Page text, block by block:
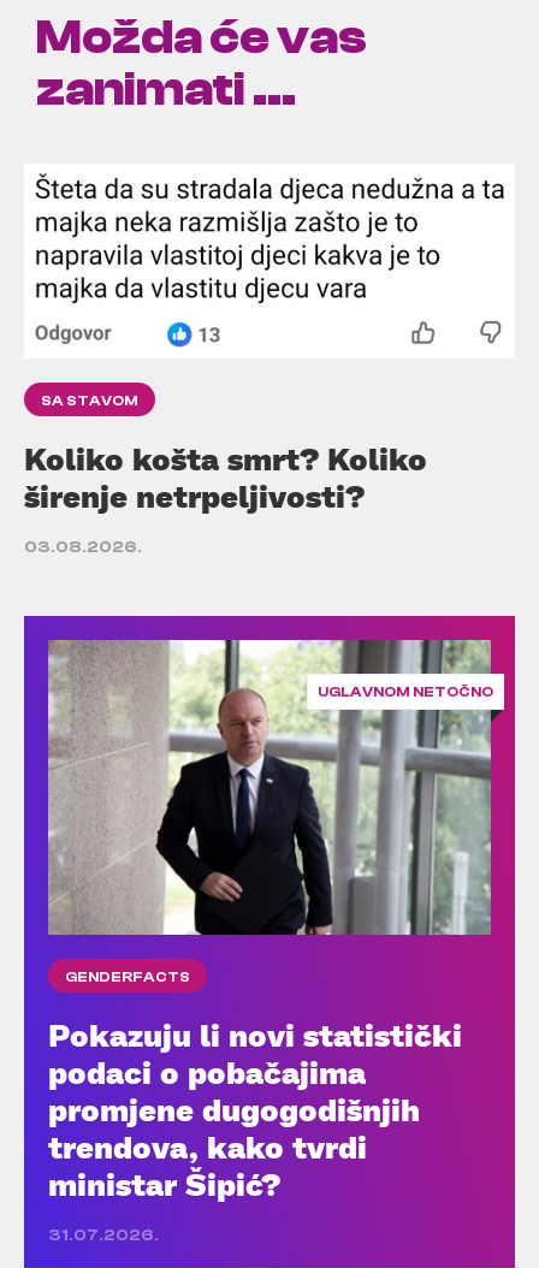
Možda će vas
zanimati ...
SA STAVOM
Koliko košta smrt? Koliko
širenje netrpeljivosti?
03.08.2026.
UGLAVNOM NETOČNO
GENDERFACTS
Pokazuju li novi statistički
podaci o pobačajima
promjene dugogodišnjih
trendova, kako tvrdi
ministar Šipić?
31.07.2026.